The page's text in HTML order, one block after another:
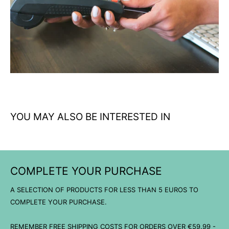
Formato compacto: fácil de transportar y usar en cualquier
lugar
Aplicación higiénica: paños individuales de un solo uso
YOU MAY ALSO BE INTERESTED IN
COMPLETE YOUR PURCHASE
A SELECTION OF PRODUCTS FOR LESS THAN 5 EUROS TO
COMPLETE YOUR PURCHASE.
REMEMBER FREE SHIPPING COSTS FOR ORDERS OVER €59.99 -